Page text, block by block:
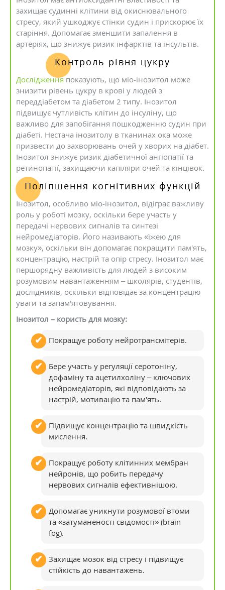
захищає судинні клітини від окиснювального
стресу, який ушкоджує стінки судин і прискорює їх
старіння. Допомагає зменшити запалення в
артеріях, що знижує ризик інфарктів та інсультів.
Контроль рівня цукру
Дослідженняпоказують, що міо-інозитол може
знизити рівень цукру в крові у людей з
переддіабетом та діабетом 2 типу. Інозитол
підвищує чутливість клітин до інсуліну, що
важливо для запобігання пошкодженню судин при
діабеті. Нестача інозитолу в тканинах ока може
призвести до захворювань очей у хворих на діабет.
Інозитол знижує ризик діабетичної ангіопатії та
ретинопатії, захищаючи капіляри очей та кінцівок.
Поліпшення когнітивних функцій
Інозитол, особливо міо-інозитол, відіграє важливу
роль у роботі мозку, оскільки бере участь у
передачі нервових сигналів та синтезі
нейромедіаторів. Його називають «їжею для
мозку», оскільки він допомагає покращити пам'ять,
концентрацію, настрій та опір стресу. Інозитол має
першорядну важливість для людей з високим
розумовим навантаженням – школярів, студентів,
дослідників, оскільки відповідає за концентрацію
уваги та запам'ятовування.
Інозитол – користь для мозку:
Покращує роботу нейротрансмітерів.
Бере участь у регуляції серотоніну,
дофаміну та ацетилхоліну – ключових
нейромедіаторів, які відповідають за
настрій, мотивацію та пам'ять.
Підвищує концентрацію та швидкість
мислення.
Покращує роботу клітинних мембран
нейронів, що робить передачу
нервових сигналів ефективнішою.
Допомагає уникнути розумової втоми
та «затуманеності свідомості» (brain
fog).
Захищає мозок від стресу і підвищує
стійкість до навантажень.